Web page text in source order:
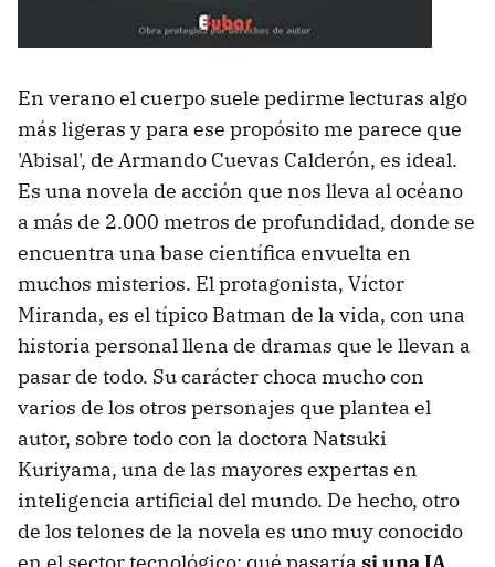
En verano el cuerpo suele pedirme lecturas algo
más ligeras y para ese propósito me parece que
'Abisal', de Armando Cuevas Calderón, es ideal.
Es una novela de acción que nos lleva al océano
a más de 2.000 metros de profundidad, donde se
encuentra una base científica envuelta en
muchos misterios. El protagonista, Víctor
Miranda, es el típico Batman de la vida, con una
historia personal llena de dramas que le llevan a
pasar de todo. Su carácter choca mucho con
varios de los otros personajes que plantea el
autor, sobre todo con la doctora Natsuki
Kuriyama, una de las mayores expertas en
inteligencia artificial del mundo. De hecho, otro
de los telones de la novela es uno muy conocido